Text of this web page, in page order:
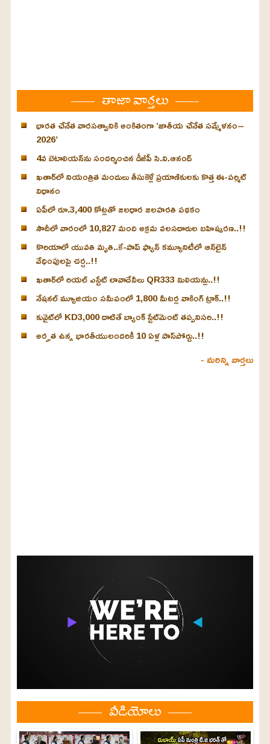
తాజా వార్తలు
భారత చేనేత వారసత్వానికి అంకితంగా ‘జాతీయ చేనేత సమ్మేళనం–
2026’
4వ బెటాలియన్‌ను సందర్శించిన డీజీపీ సి.వి.ఆనంద్
ఖతార్‌లో నియంత్రిత మందులు తీసుకెళ్లే ప్రయాణికులకు కొత్త ఈ-పర్మిట్
విధానం
ఏపీలో రూ.3,400 కోట్లతో జలధార జలహరతి పథకం
సౌదీలో వారంలో 10,827 మంది అక్రమ వలసదారుల బహిష్కరణ..!!
కొరియాలో యువతి మృతి..కే-పాప్ ఫ్యాన్‌ కమ్యూనిటీలో ఆన్‌లైన్
వేధింపులపై చర్చ..!!
ఖతార్‌లో రియల్ ఎస్టేట్ లావాదేవీలు QR333 మిలియన్లు..!!
నేషనల్ మ్యూజియం సమీపంలో 1,800 మీటర్ల వాకింగ్ ట్రాక్..!!
కువైట్‌లో KD3,000 దాటితే బ్యాంక్ స్టేట్‌మెంట్ తప్పనిసరి..!!
అర్హత ఉన్న భారతీయులందరికీ 10 ఏళ్ల పాస్‌పోర్టు..!!
- మరిన్ని వార్తలు
వీడియోలు